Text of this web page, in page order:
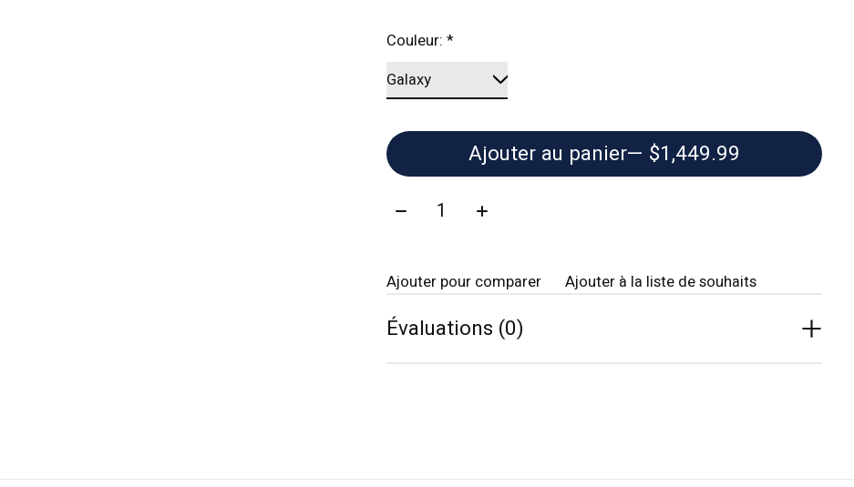
Couleur:*
Ajouter au panier
— $1,449.99
Quantité:
Ajouter pour comparer Ajouter à la liste de souhaits
Évaluations (0)